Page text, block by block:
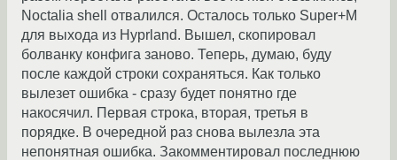
Noctalia shell отвалился. Осталось только Super+M
для выхода из Hyprland. Вышел, скопировал
болванку конфига заново. Теперь, думаю, буду
после каждой строки сохраняться. Как только
вылезет ошибка - сразу будет понятно где
накосячил. Первая строка, вторая, третья в
порядке. В очередной раз снова вылезла эта
непонятная ошибка. Закомментировал последнюю